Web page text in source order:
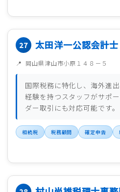
太田洋一公認会計
岡山県津山市小原１４８－５
国際税務に特化し、海外進
経験を持つスタッフがサポ
ダー取引にも対応可能です。
相続税 税務顧問 確定申告